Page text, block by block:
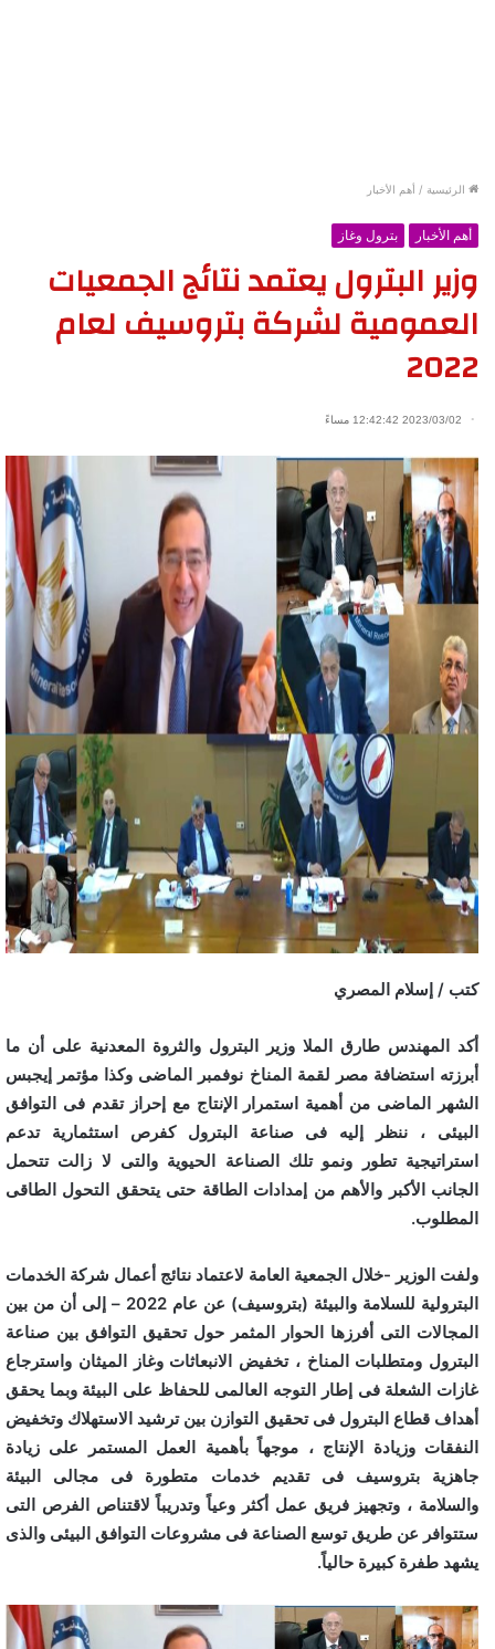
الرئيسية / أهم الأخبار
أهم الأخبار بترول وغاز
وزير البترول يعتمد نتائج الجمعيات
العمومية لشركة بتروسيف لعام
2022
2023/03/02 12:42:42 مساءً
كتب / إسلام المصري
أكد المهندس طارق الملا وزير البترول والثروة المعدنية على أن ما
أبرزته استضافة مصر لقمة المناخ نوفمبر الماضى وكذا مؤتمر إيجبس
الشهر الماضى من أهمية استمرار الإنتاج مع إحراز تقدم فى التوافق
البيئى ، ننظر إليه فى صناعة البترول كفرص استثمارية تدعم
استراتيجية تطور ونمو تلك الصناعة الحيوية والتى لا زالت تتحمل
الجانب الأكبر والأهم من إمدادات الطاقة حتى يتحقق التحول الطاقى
المطلوب.
ولفت الوزير -خلال الجمعية العامة لاعتماد نتائج أعمال شركة الخدمات
البترولية للسلامة والبيئة (بتروسيف) عن عام 2022 – إلى أن من بين
المجالات التى أفرزها الحوار المثمر حول تحقيق التوافق بين صناعة
البترول ومتطلبات المناخ ، تخفيض الانبعاثات وغاز الميثان واسترجاع
غازات الشعلة فى إطار التوجه العالمى للحفاظ على البيئة وبما يحقق
أهداف قطاع البترول فى تحقيق التوازن بين ترشيد الاستهلاك وتخفيض
النفقات وزيادة الإنتاج ، موجهاً بأهمية العمل المستمر على زيادة
جاهزية بتروسيف فى تقديم خدمات متطورة فى مجالى البيئة
والسلامة ، وتجهيز فريق عمل أكثر وعياً وتدريباً لاقتناص الفرص التى
ستتوافر عن طريق توسع الصناعة فى مشروعات التوافق البيئى والذى
يشهد طفرة كبيرة حالياً.